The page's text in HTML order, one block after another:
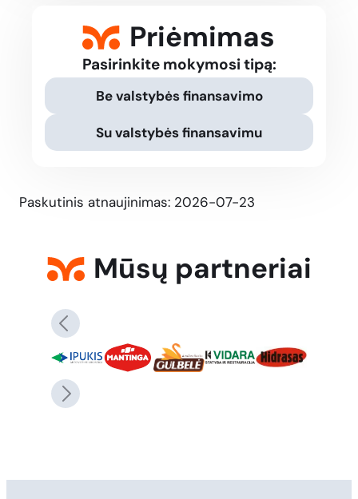
Priėmimas
Pasirinkite mokymosi tipą:
Be valstybės finansavimo
Su valstybės finansavimu
Paskutinis atnaujinimas: 2026-07-23
Mūsų partneriai